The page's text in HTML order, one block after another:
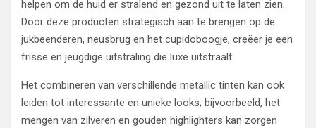
helpen om de huid er stralend en gezond uit te laten zien.
Door deze producten strategisch aan te brengen op de
jukbeenderen, neusbrug en het cupidoboogje, creëer je een
frisse en jeugdige uitstraling die luxe uitstraalt.
Het combineren van verschillende metallic tinten kan ook
leiden tot interessante en unieke looks; bijvoorbeeld, het
mengen van zilveren en gouden highlighters kan zorgen